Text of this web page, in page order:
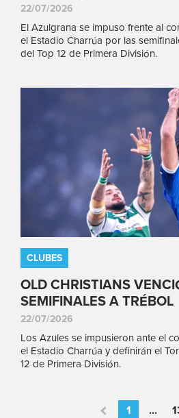
22/07/2026
El Azulgrana se impuso frente al
el Estadio Charrúa por las
del Top 12 de Primera División.
CLUBES
OLD CHRISTIANS
SEMIFINALES A TRÉBOL
22/07/2026
Los Azules se impusieron ante el
el Estadio Charrúa y definirán el
12 de Primera División.
1 ...